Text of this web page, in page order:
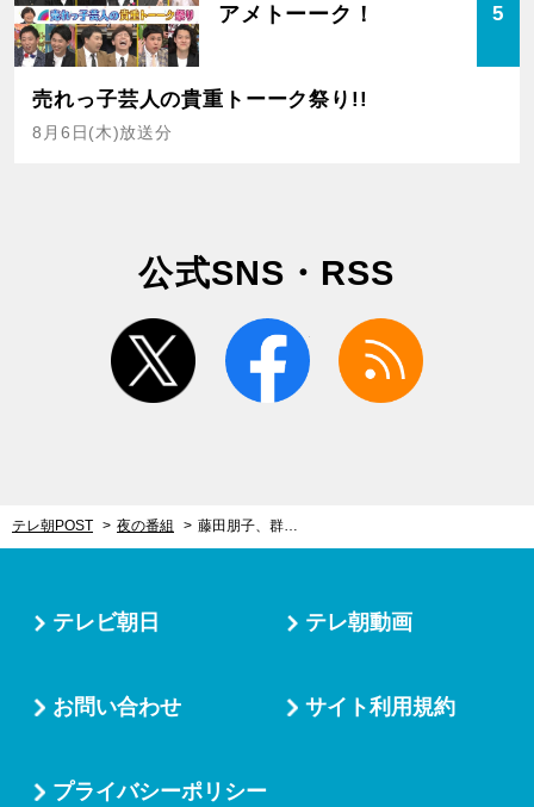
アメトーーク！ 5
売れっ子芸人の貴重トーーク祭り!!
8月6日(木)放送分
公式SNS・RSS
twitter facebook
テレ朝POST 夜の番組 藤田朋子、群馬県桐生市に移住！候補物件の家賃に驚愕「都心の駐車場ぐらい」
テレビ朝日 テレ朝動画
お問い合わせ サイト利用規約
プライバシーポリシー